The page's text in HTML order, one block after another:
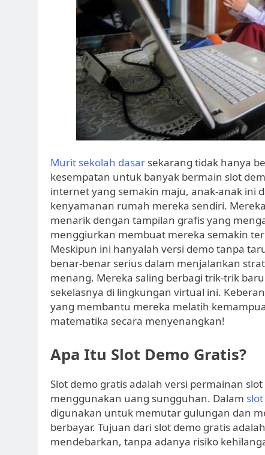
Murit sekolah dasar sekarang tidak hanya
kesempatan untuk banyak bermain slot
internet yang semakin maju, anak-anak ini
kenyamanan rumah mereka sendiri.
menarik dengan tampilan grafis yang
menggiurkan membuat mereka semakin
Meskipun ini hanyalah versi demo tanpa
benar-benar serius dalam menjalankan
menang. Mereka saling berbagi trik-trik
sekelasnya di lingkungan virtual ini.
yang membantu mereka melatih
matematika secara menyenangkan!
Apa Itu Slot Demo Gratis?
Slot demo gratis adalah versi permainan
menggunakan uang sungguhan. Dalam
digunakan untuk memutar gulungan dan
berbayar. Tujuan dari slot demo gratis
mendebarkan, tanpa adanya risiko